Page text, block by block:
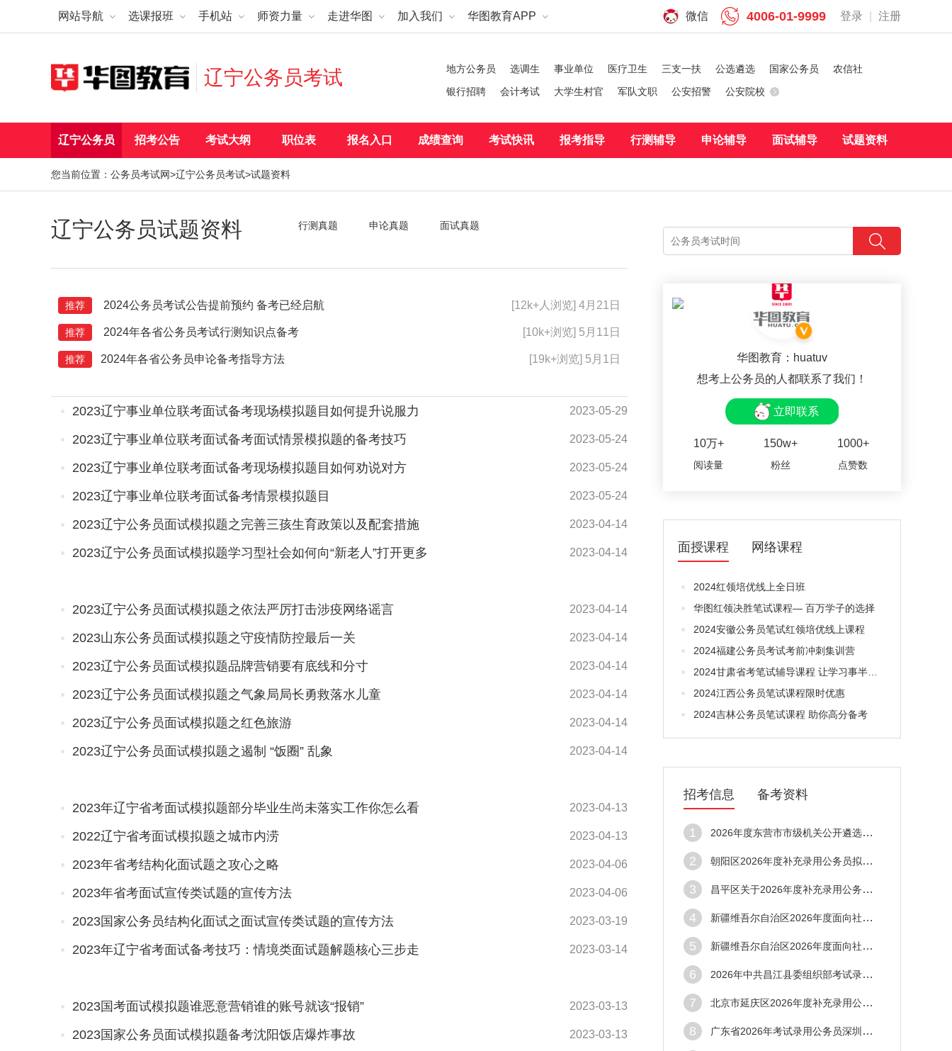
网站导航 选课报班 手机站 师资力量 走进华图 加入我们 华图教育APP 登录 注册
4006-01-9999
微信
辽宁公务员考试 地方公务员 选调生 事业单位 医疗卫生 三支一扶 公选遴选 国家公务员
农信社
银行招聘
会计考试 大学生村官 军队文职 公安招警 公安院校
辽宁公务员 招考公告 考试大纲 职位表 报名入口 成绩查询 考试快讯 报考指导 行测辅导 申论辅导 面试辅导 试题资料
您当前位置： 公务员考试网>辽宁公务员考试>试题资料
行测真题 申论真题 面试真题
辽宁公务员试题资料
推荐 2024公务员考试公告提前预约 备考已经启航 [12k+人浏览] 4月21日
推荐 2024年各省公务员考试行测知识点备考 [10k+浏览] 5月11日
推荐 2024年各省公务员申论备考指导方法 [19k+浏览] 5月1日
2023-05-29
2023辽宁事业单位联考面试备考现场模拟题目如何提升说服力
2023-05-24
2023辽宁事业单位联考面试备考面试情景模拟题的备考技巧
2023-05-24
2023辽宁事业单位联考面试备考现场模拟题目如何劝说对方
2023-05-24
2023辽宁事业单位联考面试备考情景模拟题目
2023-04-14
2023辽宁公务员面试模拟题之完善三孩生育政策以及配套措施
2023-04-14
2023辽宁公务员面试模拟题学习型社会如何向“新老人”打开更多
2023-04-14
2023辽宁公务员面试模拟题之依法严厉打击涉疫网络谣言
2023-04-14
2023山东公务员面试模拟题之守疫情防控最后一关
2023-04-14
2023辽宁公务员面试模拟题品牌营销要有底线和分寸
2023-04-14
2023辽宁公务员面试模拟题之气象局局长勇救落水儿童
2023-04-14
2023辽宁公务员面试模拟题之红色旅游
2023-04-14
2023辽宁公务员面试模拟题之遏制 “饭圈” 乱象
2023-04-13
2023年辽宁省考面试模拟题部分毕业生尚未落实工作你怎么看
2023-04-13
2022辽宁省考面试模拟题之城市内涝
2023-04-06
2023年省考结构化面试题之攻心之略
2023-04-06
2023年省考面试宣传类试题的宣传方法
2023-03-19
2023国家公务员结构化面试之面试宣传类试题的宣传方法
2023-03-14
2023年辽宁省考面试备考技巧：情境类面试题解题核心三步走
2023-03-13
2023国考面试模拟题谁恶意营销谁的账号就该“报销”
2023-03-13
2023国家公务员面试模拟题备考沈阳饭店爆炸事故
华图教育：huatuv
想考上公务员的人都联系了我们！
立即联系
10万+
阅读量
150w+
粉丝
1000+
点赞数
面授课程 网络课程
2024红领培优线上全日班
华图红领决胜笔试课程— 百万学子的选择
2024安徽公务员笔试红领培优线上课程
2024福建公务员考试考前冲刺集训营
2024江西公务员笔试课程限时优惠
2024吉林公务员笔试课程 助你高分备考
招考信息 备考资料
1 2026年度东营市市级机关公开遴选公务员取消职位公告
2 朝阳区2026年度补充录用公务员拟录用人员公示公告
3 昌平区关于2026年度补充录用公务员拟录用人员公示公告（第一批）
4 新疆维吾尔自治区2026年度面向社会公开考试录用公务员拟录用人员公示公告（第一批）
5 新疆维吾尔自治区2026年度面向社会公开考试录用公务员拟录用人员公示公告（第一批）
6 2026年中共昌江县委组织部考试录用公务员体检结果公告
7 北京市延庆区2026年度补充录用公务员拟录用人员公示公告
8 广东省2026年考试录用公务员深圳市市场监督管理局拟录用人员公示公告（第三批）